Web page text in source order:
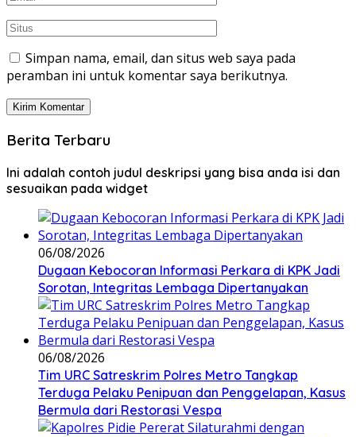
Simpan nama, email, dan situs web saya pada
peramban ini untuk komentar saya berikutnya.
Berita Terbaru
Ini adalah contoh judul deskripsi yang bisa anda isi dan
sesuaikan pada widget
06/08/2026
Dugaan Kebocoran Informasi Perkara di KPK Jadi
Sorotan, Integritas Lembaga Dipertanyakan
06/08/2026
Tim URC Satreskrim Polres Metro Tangkap
Terduga Pelaku Penipuan dan Penggelapan, Kasus
Bermula dari Restorasi Vespa